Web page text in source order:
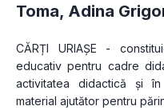
Toma, Adina
CĂRȚI URIAȘE -
educativ pentru cadre
activitatea didactică și
material ajutător pentru